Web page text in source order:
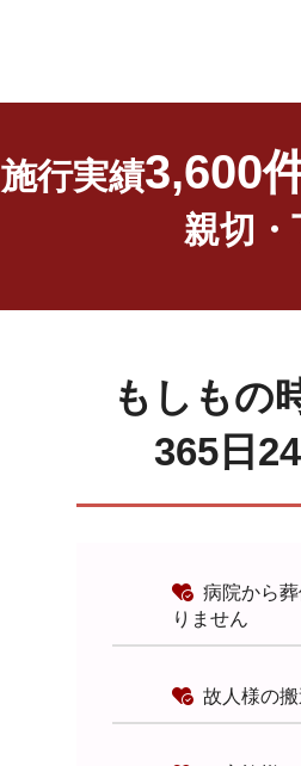
施行実績3,600
親切・
もしもの
365日
病院から
りません
故人様の